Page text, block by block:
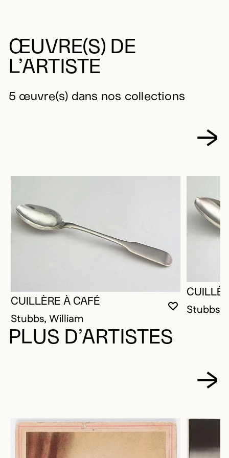
ŒUVRE(S) DE
L’ARTISTE
5 œuvre(s) dans nos collections
VOUS
FERMER
OUVRIR LA
CUILLÈRE À CAFÉ
Stubbs, William
Stubbs,
PLUS D’ARTISTES